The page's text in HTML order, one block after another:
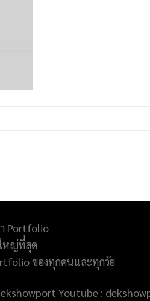
Portfolio
หญ่ที่สุด
ของทุกคนและทุกวัย
Youtube :